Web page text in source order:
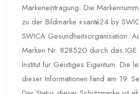
Markeneintragung: Die
zu der Bildmarke «santé24 by
SWICA Gesundheitsorganisation.
Marken Nr. 828520 durch das IGE
Institut für Geistiges Eigentum. Die
dieser Informationen fand am 19.